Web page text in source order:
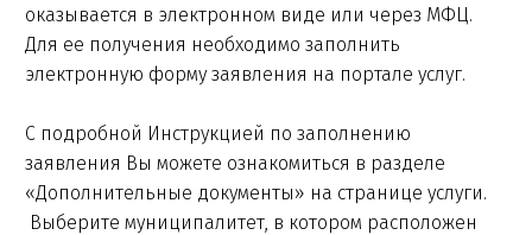
оказывается в электронном виде или через МФЦ.
Для ее получения необходимо заполнить
электронную форму заявления на портале услуг.
С подробной Инструкцией по заполнению
заявления Вы можете ознакомиться в разделе
«Дополнительные документы» на странице услуги.
Выберите муниципалитет, в котором расположен